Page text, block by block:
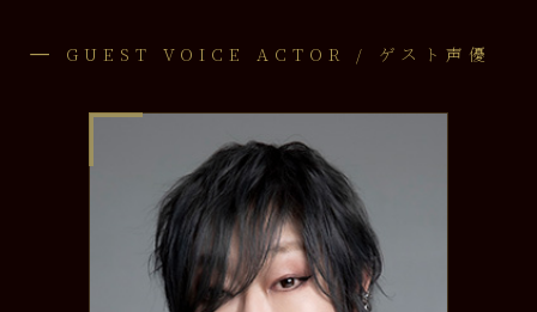
GUEST VOICE ACTOR / ゲスト声優